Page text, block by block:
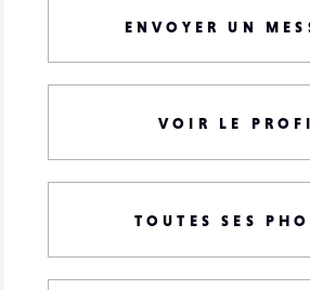
ENVOYER UN
VOIR LE
TOUTES SES